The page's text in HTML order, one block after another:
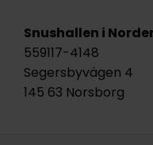
Snushallen i
559117-4148
Segersbyvägen 4
145 63 Norsborg